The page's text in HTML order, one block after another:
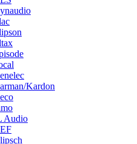
Kardon
Audio